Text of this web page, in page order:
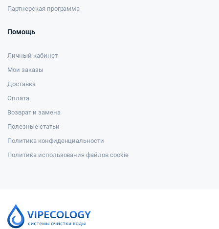
Партнерская программа
Помощь
Личный кабинет
Мои заказы
Доставка
Оплата
Возврат и замена
Полезные статьи
Политика конфиденциальности
Политика использования файлов cookie